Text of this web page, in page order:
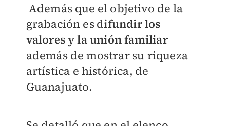
Además que el objetivo de la
grabación es difundir los
valores y la unión familiar
además de mostrar su riqueza
artística e histórica, de
Guanajuato.